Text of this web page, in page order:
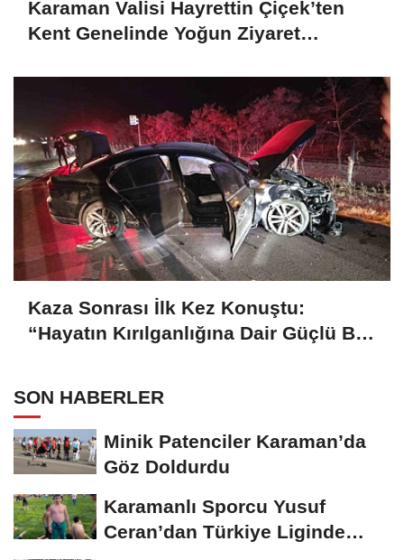
Karaman Valisi Hayrettin Çiçek’ten
Kent Genelinde Yoğun Ziyaret
Kaza Sonrası İlk Kez Konuştu:
“Hayatın Kırılganlığına Dair Güçlü Bir
SON HABERLER
Minik Patenciler Karaman’da
Göz Doldurdu
Karamanlı Sporcu Yusuf
Ceran’dan Türkiye Liginde